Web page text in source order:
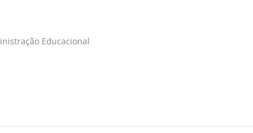
Educacional